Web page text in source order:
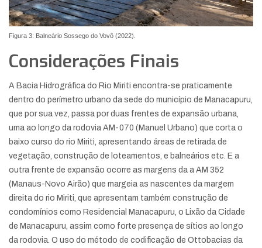
Figura 3: Balneário Sossego do Vovô (2022).
Considerações Finais
A Bacia Hidrográfica do Rio Miriti encontra-se praticamente
dentro do perímetro urbano da sede do município de Manacapuru,
que por sua vez, passa por duas frentes de expansão urbana,
uma ao longo da rodovia AM-070 (Manuel Urbano) que corta o
baixo curso do rio Miriti, apresentando áreas de retirada de
vegetação, construção de loteamentos, e balneários etc. E a
outra frente de expansão ocorre as margens da a AM 352
(Manaus-Novo Airão) que margeia as nascentes da margem
direita do rio Miriti, que apresentam também construção de
condomínios como Residencial Manacapuru, o Lixão da Cidade
de Manacapuru, assim como forte presença de sítios ao longo
da rodovia. O uso do método de codificação de Ottobacias da